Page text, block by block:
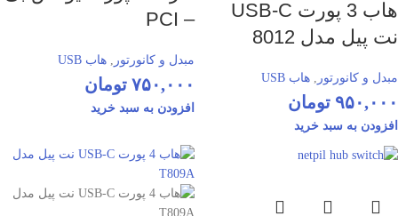
هاب 3 پورت USB-C
نت پیل مدل 8012
مبدل و کانورتور , هاب USB
۹۵۰,۰۰۰ تومان
افزودن به سبد خرید
– PCI
مبدل و کانورتور هاب USB
۷۵۰,۰۰۰ تومان
افزودن به سبد خرید